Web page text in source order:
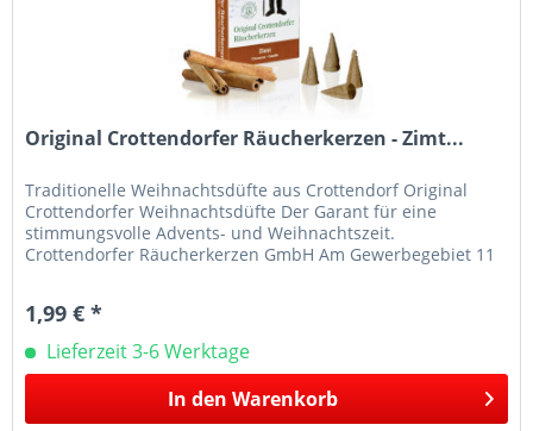
Original Crottendorfer Räucherkerzen - Zimt...
Traditionelle Weihnachtsdüfte aus Crottendorf Original
Crottendorfer Weihnachtsdüfte Der Garant für eine
stimmungsvolle Advents- und Weihnachtszeit.
Crottendorfer Räucherkerzen GmbH Am Gewerbegebiet 11
1,99 € *
Lieferzeit 3-6 Werktage
In den Warenkorb